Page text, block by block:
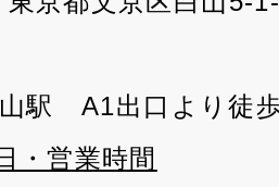
駅 A1出口より徒
・営業時間